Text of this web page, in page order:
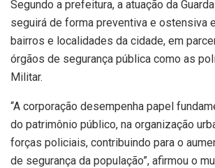
Segundo a prefeitura, a atuação da
seguirá de forma preventiva e ostensiva
bairros e localidades da cidade, em
órgãos de segurança pública como as
Militar.
“A corporação desempenha papel
do patrimônio público, na organização
forças policiais, contribuindo para o
de segurança da população”, afirmou o